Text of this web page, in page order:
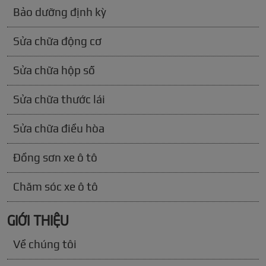
Bảo dưỡng định kỳ
Sửa chữa động cơ
Sửa chữa hộp số
Sửa chữa thước lái
Sửa chữa điều hòa
Đồng sơn xe ô tô
Chăm sóc xe ô tô
GIỚI THIỆU
Về chúng tôi